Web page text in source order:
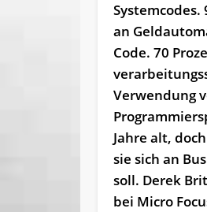
an
Code. 70
Verwendung
Jahre alt,
sie sich an
soll. Derek
bei Micro